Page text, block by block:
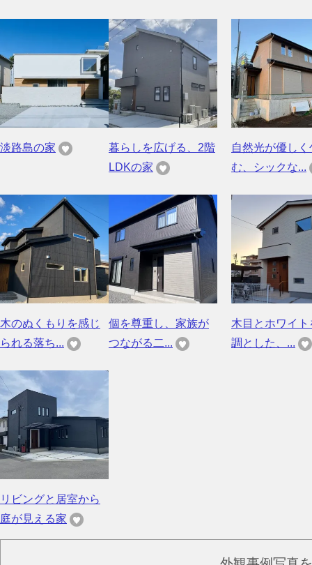
淡路島の家
暮らしを広げる、2階
LDKの家
自然光が優しく
む、シックな...
木のぬくもりを感じ
られる落ち...
個を尊重し、家族が
つながる二...
木目とホワイト
調とした、...
リビングと居室から
庭が見える家